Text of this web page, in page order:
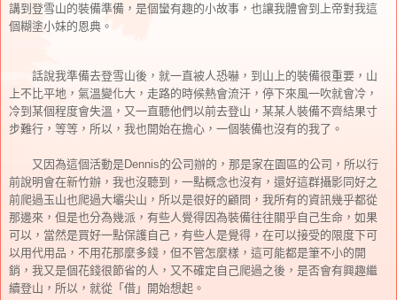
講到登雪山的裝備準備，是個蠻有趣的小故事，也讓我體會到上帝對我這
個糊塗小妹的恩典。
話說我準備去登雪山後，就一直被人恐嚇，到山上的裝備很重要，山
上不比平地，氣溫變化大，走路的時候熱會流汗，停下來風一吹就會冷，
冷到某個程度會失溫，又一直聽他們以前去登山，某某人裝備不齊結果寸
步難行，等等，所以，我也開始在擔心，一個裝備也沒有的我了。
又因為這個活動是Dennis的公司辦的，那是家在園區的公司，所以行
前說明會在新竹辦，我也沒聽到，一點概念也沒有，還好這群攝影同好之
前爬過玉山也爬過大壩尖山，所以是很好的顧問，我所有的資訊幾乎都從
那邊來，但是也分為幾派，有些人覺得因為裝備往往關乎自己生命，如果
可以，當然是買好一點保護自己，有些人是覺得，在可以接受的限度下可
以用代用品，不用花那麼多錢，但不管怎麼樣，這可能都是筆不小的開
銷，我又是個花錢很節省的人，又不確定自己爬過之後，是否會有興趣繼
續登山，所以，就從「借」開始想起。